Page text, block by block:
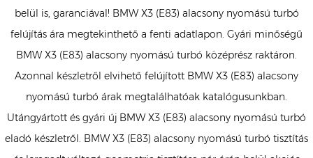
belül is, garanciával! BMW X3 (E83) alacsony nyomású turbó
felújítás ára megtekinthető a fenti adatlapon. Gyári minőségű
BMW X3 (E83) alacsony nyomású turbó középrész raktáron.
Azonnal készletről elvihető felújított BMW X3 (E83) alacsony
nyomású turbó árak megtalálhatóak katalógusunkban.
Utángyártott és gyári új BMW X3 (E83) alacsony nyomású turbó
eladó készletről. BMW X3 (E83) alacsony nyomású turbó tisztítás